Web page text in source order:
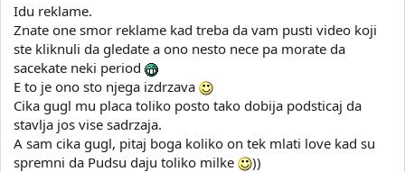
Idu reklame.
Znate one smor reklame kad treba da vam pusti video koji
ste kliknuli da gledate a ono nesto nece pa morate da
sacekate neki period
E to je ono sto njega izdrzava
Cika gugl mu placa toliko posto tako dobija podsticaj da
stavlja jos vise sadrzaja.
A sam cika gugl, pitaj boga koliko on tek mlati love kad su
spremni da Pudsu daju toliko milke
))